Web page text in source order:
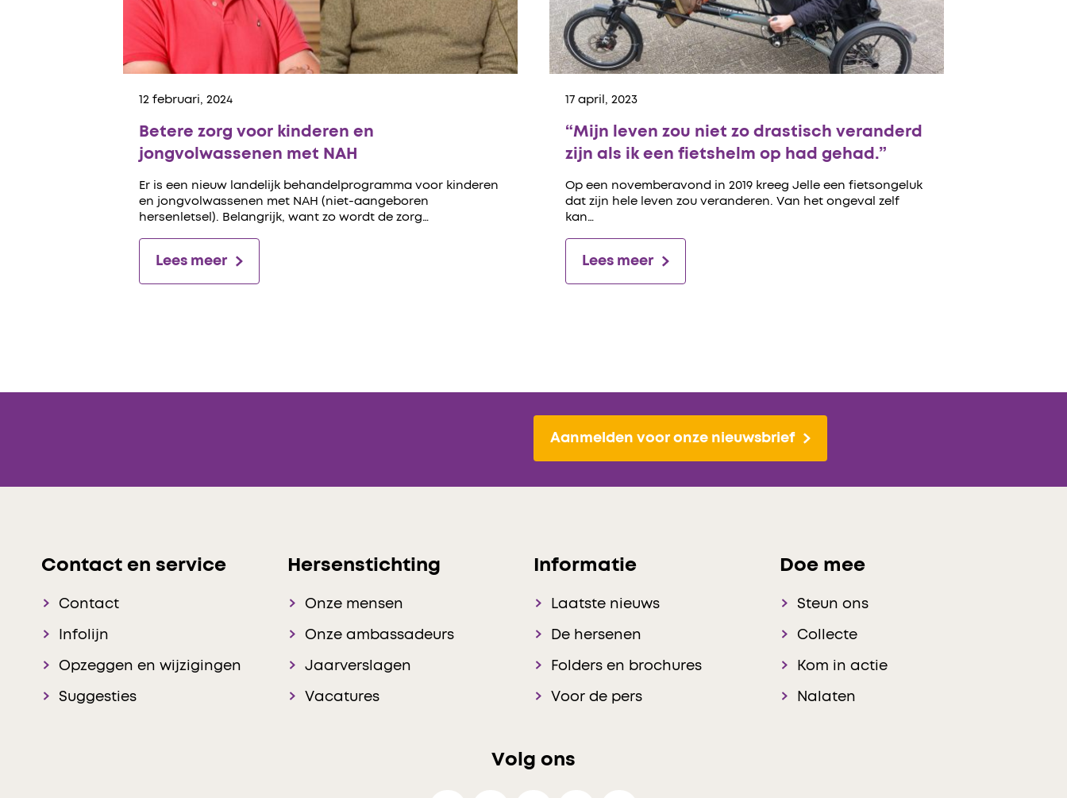
12 februari, 2024
Betere zorg voor kinderen en
jongvolwassenen met NAH
Er is een nieuw landelijk behandelprogramma voor kinderen
en jongvolwassenen met NAH (niet-aangeboren
hersenletsel). Belangrijk, want zo wordt de zorg…
Lees meer
17 april, 2023
“Mijn leven zou niet zo drastisch veranderd
zijn als ik een fietshelm op had gehad.”
Op een novemberavond in 2019 kreeg Jelle een fietsongeluk
dat zijn hele leven zou veranderen. Van het ongeval zelf
kan…
Lees meer
Aanmelden voor onze nieuwsbrief
Contact en service
Contact
Infolijn
Opzeggen en wijzigingen
Suggesties
Hersenstichting
Onze mensen
Onze ambassadeurs
Jaarverslagen
Vacatures
Informatie
Laatste nieuws
De hersenen
Folders en brochures
Voor de pers
Doe mee
Steun ons
Collecte
Kom in actie
Nalaten
Volg ons